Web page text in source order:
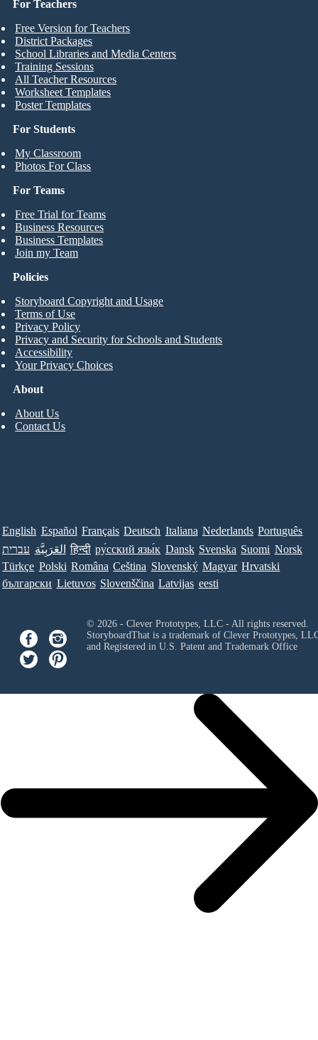
For Students
My Classroom
Photos For Class
For Teachers
Free Version for Teachers
District Packages
School Libraries and Media Centers
Training Sessions
All Teacher Resources
Worksheet Templates
Poster Templates
For Teams
Free Trial for Teams
Business Resources
Business Templates
Join my Team
About
About Us
Contact Us
Policies
Storyboard Copyright and Usage
Terms of Use
Privacy Policy
Privacy and Security for Schools and Students
Accessibility
Your Privacy Choices
English Español Français Deutsch Italiana Nederlands Português
עברית العَرَبِيَّة हिन्दी ру́сский язы́к Dansk Svenska Suomi Norsk
Türkçe Polski Româna Ceština Slovenský Magyar Hrvatski
български Lietuvos Slovenščina Latvijas eesti
© 2026 - Clever Prototypes, LLC - All rights reserved.
StoryboardThat is a trademark of Clever Prototypes,
and Registered in U.S. Patent and Trademark Office